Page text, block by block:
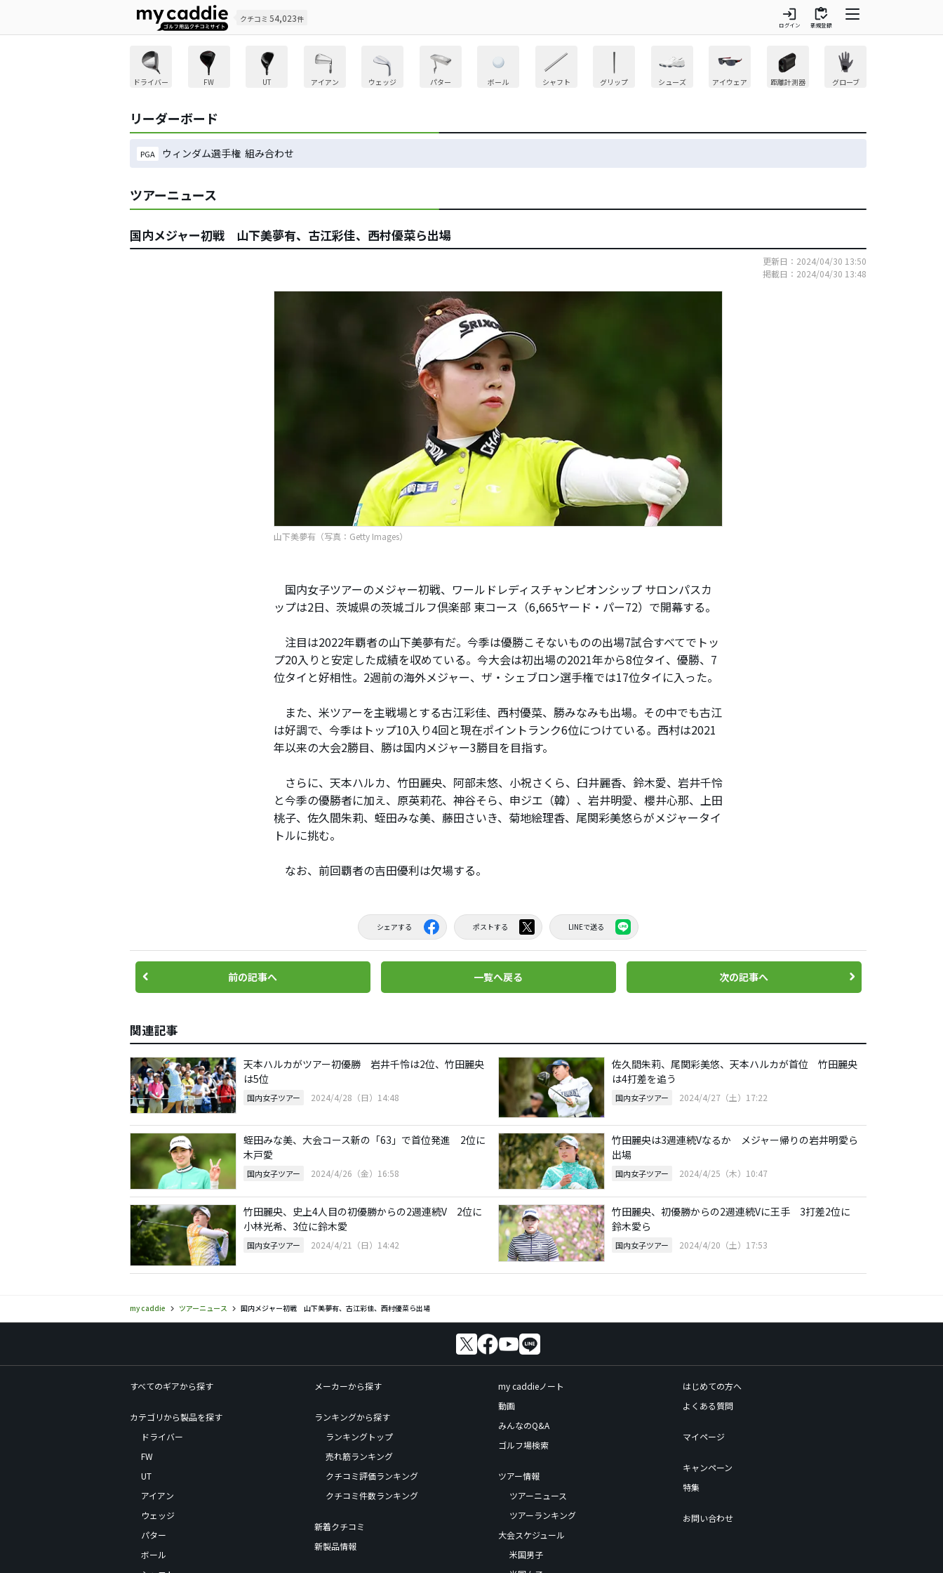
クチコミ 54,023件 login
ログイン
inventory
新規登録
ドライバー FW UT アイアン ウェッジ パター ボール シャフト グリップ シューズ アイウェア 距離計測器 グローブ
リーダーボード
PGA ウィンダム選手権 組み合わせ
ツアーニュース
国内メジャー初戦 山下美夢有、古江彩佳、西村優菜ら出場
更新日：2024/04/30 13:50
掲載日：2024/04/30 13:48
山下美夢有（写真：Getty Images）
国内女子ツアーのメジャー初戦、ワールドレディスチャンピオンシップ サロンパスカ
ップは2日、茨城県の茨城ゴルフ倶楽部 東コース（6,665ヤード・パー72）で開幕する。
注目は2022年覇者の山下美夢有だ。今季は優勝こそないものの出場7試合すべてでトッ
プ20入りと安定した成績を収めている。今大会は初出場の2021年から8位タイ、優勝、7
位タイと好相性。2週前の海外メジャー、ザ・シェブロン選手権では17位タイに入った。
また、米ツアーを主戦場とする古江彩佳、西村優菜、勝みなみも出場。その中でも古江
は好調で、今季はトップ10入り4回と現在ポイントランク6位につけている。西村は2021
年以来の大会2勝目、勝は国内メジャー3勝目を目指す。
さらに、天本ハルカ、竹田麗央、阿部未悠、小祝さくら、臼井麗香、鈴木愛、岩井千怜
と今季の優勝者に加え、原英莉花、神谷そら、申ジエ（韓）、岩井明愛、櫻井心那、上田
桃子、佐久間朱莉、蛭田みな美、藤田さいき、菊地絵理香、尾関彩美悠らがメジャータイ
トルに挑む。
なお、前回覇者の吉田優利は欠場する。
シェアする ポストする LINEで送る
前の記事へ 一覧へ戻る 次の記事へ
関連記事
天本ハルカがツアー初優勝 岩井千怜は2位、竹田麗央
は5位
国内女子ツアー 2024/4/28（日）14:48
佐久間朱莉、尾関彩美悠、天本ハルカが首位 竹田麗央
は4打差を追う
国内女子ツアー 2024/4/27（土）17:22
蛭田みな美、大会コース新の「63」で首位発進 2位に
木戸愛
国内女子ツアー 2024/4/26（金）16:58
竹田麗央は3週連続Vなるか メジャー帰りの岩井明愛ら
出場
国内女子ツアー 2024/4/25（木）10:47
竹田麗央、史上4人目の初優勝からの2週連続V 2位に
小林光希、3位に鈴木愛
国内女子ツアー 2024/4/21（日）14:42
竹田麗央、初優勝からの2週連続Vに王手 3打差2位に
鈴木愛ら
国内女子ツアー 2024/4/20（土）17:53
my caddie ツアーニュース 国内メジャー初戦 山下美夢有、古江彩佳、西村優菜ら出場
すべてのギアから探す
カテゴリから製品を探す
ドライバー
FW
UT
アイアン
ウェッジ
パター
ボール
メーカーから探す
ランキングから探す
ランキングトップ
売れ筋ランキング
クチコミ評価ランキング
クチコミ件数ランキング
新着クチコミ
新製品情報
my caddieノート
動画
みんなのQ&A
ゴルフ場検索
ツアー情報
ツアーニュース
ツアーランキング
大会スケジュール
米国男子
はじめての方へ
よくある質問
マイページ
キャンペーン
特集
お問い合わせ